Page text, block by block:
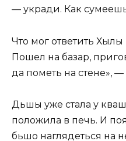
— укради. Как
Что мог ответить
Пошел на базар,
да пометь на стене», —
Дьшы уже стала у
положила в печь. И
бьшо наглядеться на